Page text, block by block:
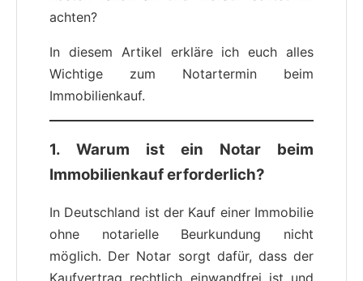
achten?
In diesem Artikel erkläre ich euch alles
Wichtige zum Notartermin beim
Immobilienkauf.
1. Warum ist ein Notar beim
Immobilienkauf erforderlich?
In Deutschland ist der Kauf einer Immobilie
ohne notarielle Beurkundung nicht
möglich. Der Notar sorgt dafür, dass der